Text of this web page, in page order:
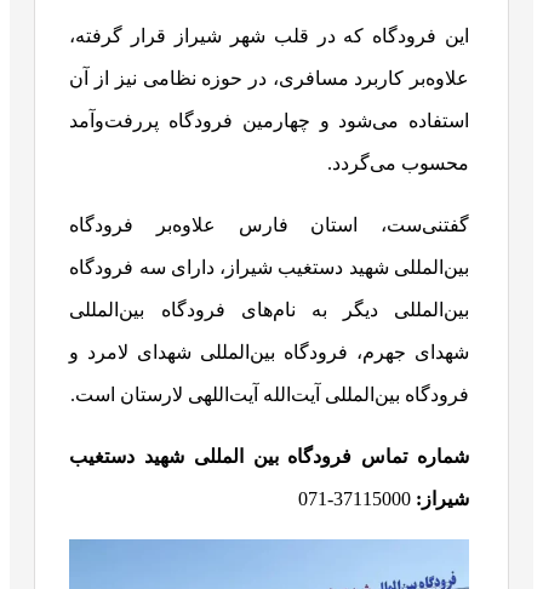
این فرودگاه که در قلب شهر شیراز قرار گرفته،
علاوه‌بر کاربرد مسافری، در حوزه نظامی نیز از آن
استفاده می‌شود و چهارمین فرودگاه پررفت‌وآمد
محسوب می‌گردد.
گفتنی‌ست، استان فارس علاوه‌بر فرودگاه
بین‌المللی شهید دستغیب شیراز، دارای سه فرودگاه
بین‌المللی دیگر به نام‌های فرودگاه بین‌المللی
شهدای جهرم، فرودگاه بین‌المللی شهدای لامرد و
فرودگاه بین‌المللی آیت‌الله آیت‌اللهی لارستان است.
شماره تماس فرودگاه بین المللی شهید دستغیب
شیراز: